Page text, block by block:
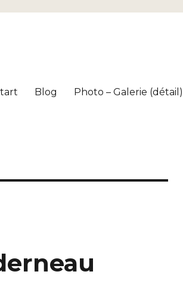
Blog Photo – Galerie (détail)